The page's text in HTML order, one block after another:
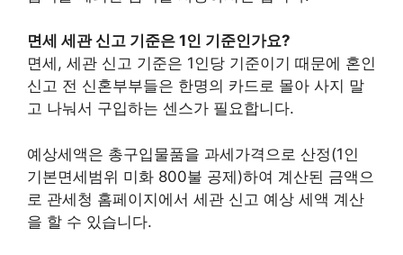
면세 세관 신고 기준은 1인 기준인가요?
면세, 세관 신고 기준은 1인당 기준이기 때문에 혼인
신고 전 신혼부부들은 한명의 카드로 몰아 사지 말
고 나눠서 구입하는 센스가 필요합니다.
예상세액은 총구입물품을 과세가격으로 산정(1인
기본면세범위 미화 800불 공제)하여 계산된 금액으
로 관세청 홈페이지에서 세관 신고 예상 세액 계산
을 할 수 있습니다.